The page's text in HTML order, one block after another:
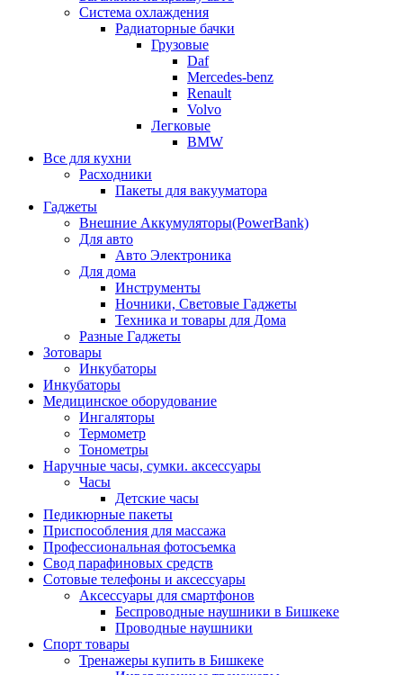
Система охлаждения
Радиаторные бачки
Грузовые
Daf
Mercedes-benz
Renault
Volvo
Легковые
BMW
Все для кухни
Расходники
Пакеты для вакууматора
Гаджеты
Внешние Аккумуляторы(PowerBank)
Для авто
Авто Электроника
Для дома
Инструменты
Ночники, Световые Гаджеты
Техника и товары для Дома
Разные Гаджеты
Зотовары
Инкубаторы
Инкубаторы
Медицинское оборудование
Ингаляторы
Термометр
Тонометры
Наручные часы, сумки. аксессуары
Часы
Детские часы
Педикюрные пакеты
Приспособления для массажа
Профессиональная фотосъемка
Свод парафиновых средств
Сотовые телефоны и аксессуары
Аксессуары для смартфонов
Беспроводные наушники в Бишкеке
Проводные наушники
Спорт товары
Тренажеры купить в Бишкеке